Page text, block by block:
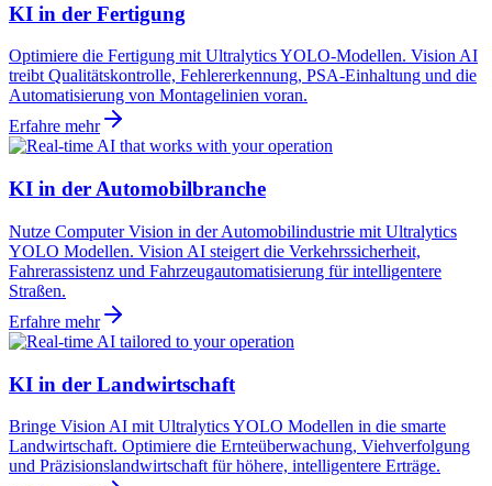
KI in der Fertigung
Optimiere die Fertigung mit Ultralytics YOLO-Modellen. Vision AI
treibt Qualitätskontrolle, Fehlererkennung, PSA-Einhaltung und die
Automatisierung von Montagelinien voran.
Erfahre mehr
KI in der Automobilbranche
Nutze Computer Vision in der Automobilindustrie mit Ultralytics
YOLO Modellen. Vision AI steigert die Verkehrssicherheit,
Fahrerassistenz und Fahrzeugautomatisierung für intelligentere
Straßen.
Erfahre mehr
KI in der Landwirtschaft
Bringe Vision AI mit Ultralytics YOLO Modellen in die smarte
Landwirtschaft. Optimiere die Ernteüberwachung, Viehverfolgung
und Präzisionslandwirtschaft für höhere, intelligentere Erträge.